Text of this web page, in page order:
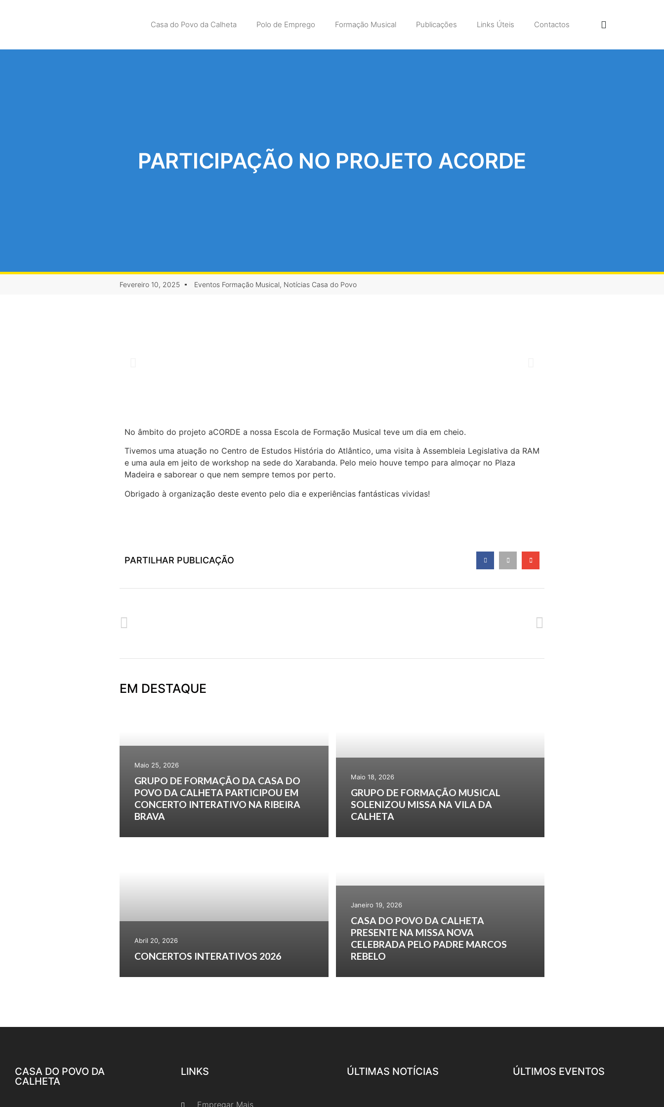
Casa do Povo da Calheta Polo de Emprego Formação Musical Publicações Links Úteis Contactos
PARTICIPAÇÃO NO PROJETO ACORDE
Fevereiro 10, 2025 Eventos Formação Musical, Notícias Casa do Povo
No âmbito do projeto aCORDE a nossa Escola de Formação Musical teve um dia em cheio.
Tivemos uma atuação no Centro de Estudos História do Atlântico, uma visita à Assembleia Legislativa da RAM
e uma aula em jeito de workshop na sede do Xarabanda. Pelo meio houve tempo para almoçar no Plaza
Madeira e saborear o que nem sempre temos por perto.
Obrigado à organização deste evento pelo dia e experiências fantásticas vividas!
PARTILHAR PUBLICAÇÃO
EM DESTAQUE
Maio 25, 2026
GRUPO DE FORMAÇÃO DA CASA DO
POVO DA CALHETA PARTICIPOU EM
CONCERTO INTERATIVO NA RIBEIRA
BRAVA
Maio 18, 2026
GRUPO DE FORMAÇÃO MUSICAL
SOLENIZOU MISSA NA VILA DA
CALHETA
Abril 20, 2026
CONCERTOS INTERATIVOS 2026
Janeiro 19, 2026
CASA DO POVO DA CALHETA
PRESENTE NA MISSA NOVA
CELEBRADA PELO PADRE MARCOS
REBELO
CASA DO POVO DA
CALHETA
LINKS
Empregar Mais
ÚLTIMAS NOTÍCIAS ÚLTIMOS EVENTOS